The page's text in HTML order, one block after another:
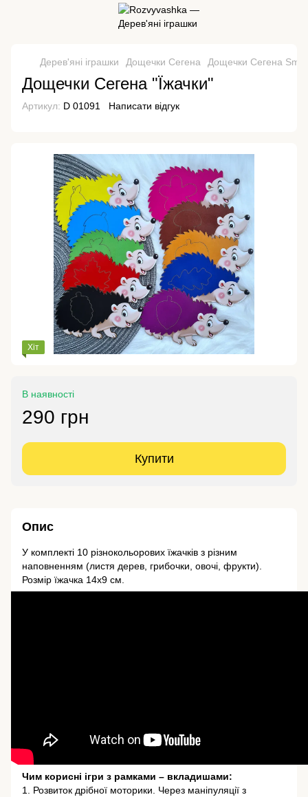
Дерев'яні іграшки Дощечки Сегена Дощечки Сегена
Дощечки Сегена "Їжачки"
Артикул: D 01091 Написати відгук
Хіт
В наявності
290 грн
Купити
Опис
У комплекті 10 різнокольорових їжачків з різним
наповненням (листя дерев, грибочки, овочі, фрукти).
Розмір їжачка 14х9 см.
Чим корисні ігри з рамками – вкладишами:
1. Розвиток дрібної моторики. Через маніпуляції з